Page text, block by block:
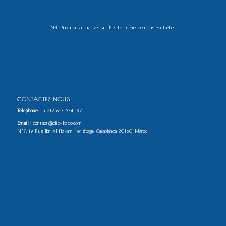
NB: Prix non actualisés sur le site. prière de nous contacter
CONTACTEZ-NOUS
Téléphone: +212 613 974 197
Email : contact@clic-kado.com
N°7, 19 Rue Ibn Al Hakam, 1er étage, Casablanca 20160, Maroc